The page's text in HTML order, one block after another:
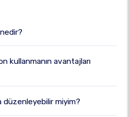
kullanmanın avantajları
düzenleyebilir miyim?